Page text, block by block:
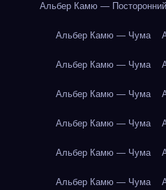
Альбер Камю — Посторонний
Альбер Камю — Чума
Альбер Камю — Чума
Альбер Камю — Чума
Альбер Камю — Чума
Альбер Камю — Чума
Альбер Камю — Чума